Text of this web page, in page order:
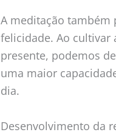
A meditação também
felicidade. Ao cultivar
presente, podemos
uma maior
dia.
Desenvolvimento da